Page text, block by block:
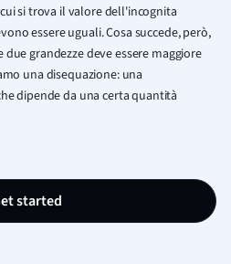
si trova il valore dell'incognita
essere uguali. Cosa succede, però,
grandezze deve essere maggiore
una disequazione: una
dipende da una certa quantità
started